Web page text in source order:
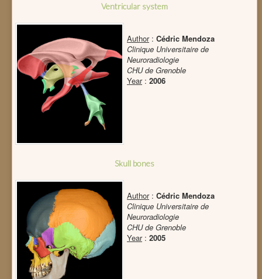
Ventricular system
Author: Cédric Mendoza
Clinique Universitaire de
Neuroradiologie
CHU de Grenoble
Year: 2006
Skull bones
Author: Cédric Mendoza
Clinique Universitaire de
Neuroradiologie
CHU de Grenoble
Year: 2005